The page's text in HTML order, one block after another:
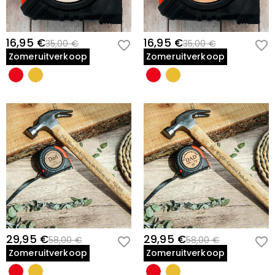
16,95 €35,00 €
Zomeruitverkoop
16,95 €35,00 €
Zomeruitverkoop
29,95 €58,00 €
Zomeruitverkoop
29,95 €58,00 €
Zomeruitverkoop